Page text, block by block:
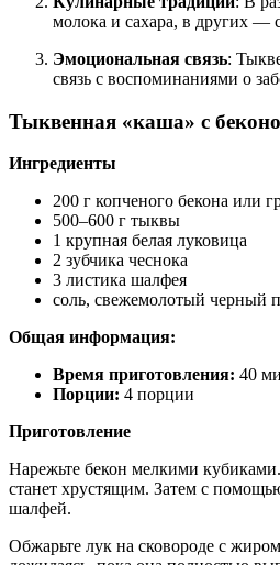
молока и сахара, в других —
Эмоциональная связь:
связь с воспоминаниями о
Тыквенная «каша» с
Ингредиенты
200 г копченого бекона или
500–600 г тыквы
1 крупная белая луковица
2 зубчика чеснока
3 листика шалфея
соль, свежемолотый черный
Общая информация:
Время приготовления: 40
Порции: 4 порции
Приготовление
Нарежьте бекон мелкими
станет хрустящим. Затем с
шалфей.
Обжарьте лук на сковороде с